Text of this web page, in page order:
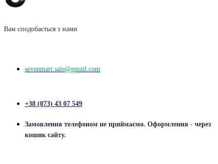
Вам сподобається з нами
sevenmart.sale@gmail.com
+38 (073) 43 07 549
Замовлення телефоном не приймаємо. Оформлення - через
кошик сайту.